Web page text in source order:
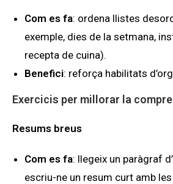
Com es fa: ordena llistes
exemple, dies de la setmana,
recepta de cuina).
Benefici: reforça habilitats
Exercicis per millorar la
Resums breus
Com es fa: llegeix un paràgraf
escriu-ne un resum curt amb